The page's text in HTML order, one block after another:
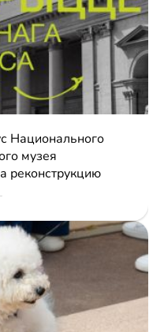
Национального
музея
реконструкцию